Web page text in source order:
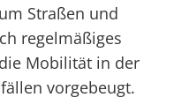
Straßen und
regelmäßiges
Mobilität in der
vorgebeugt.